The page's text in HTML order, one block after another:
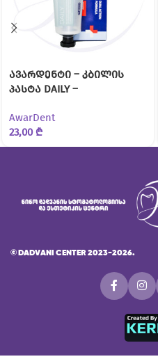
ავარდენტი – კბილის
პასტა DAILY –
გამოყენებისთვის
AwarDent
23,00₾
©DADVANI CENTER 2023-2026.